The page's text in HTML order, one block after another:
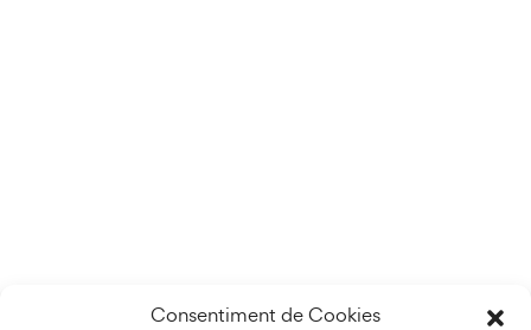
Consentiment de Cookies